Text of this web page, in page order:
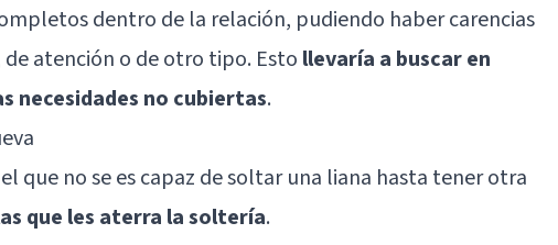
dentro de la relación, pudiendo haber carencias
atención o de otro tipo. Esto llevaría a buscar en
necesidades no cubiertas.
que no se es capaz de soltar una liana hasta tener otra
que les aterra la soltería.